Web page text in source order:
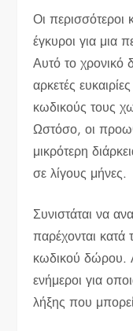
Οι περισσότεροι
έγκυροι για μια
Αυτό το χρονικό
αρκετές
κωδικούς τους
Ωστόσο, οι
μικρότερη
σε λίγους μήνες.
Συνιστάται να
παρέχονται
κωδικού δώρου.
ενήμεροι για
λήξης που